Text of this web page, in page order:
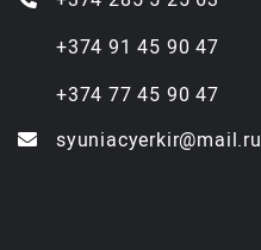
+374 91 45 90 47
+374 77 45 90 47
syuniacyerkir@mail.ru